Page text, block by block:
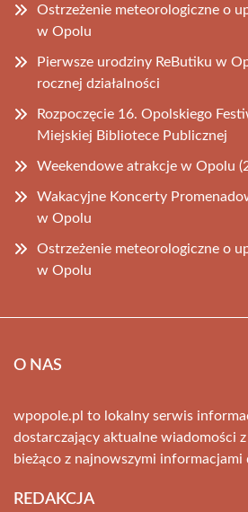
Ostrzeżenie meteorologiczne o
w Opolu
Pierwsze urodziny ReButiku w
rocznej działalności
Rozpoczęcie 16. Opolskiego
Miejskiej Bibliotece Publicznej
Weekendowe atrakcje w Opolu
Wakacyjne Koncerty
w Opolu
Ostrzeżenie meteorologiczne o
w Opolu
O NAS
wpopole.pl to lokalny serwis
dostarczający aktualne wiadomości
bieżąco z najnowszymi informacjami
REDAKCJA